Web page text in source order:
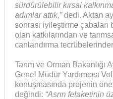
sürdürülebilir kırsal
adımlar attık,”dedi. Aktan
sonrası iyileştirme çabaları
olan katkılarından ve
canlandırma
Tarım ve Orman Bakanlığı
Genel Müdür Yardımcısı
konuşmasında projenin
değindi: “Asrın felaketinin